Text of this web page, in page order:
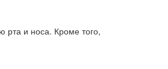
рта и носа. Кроме того,